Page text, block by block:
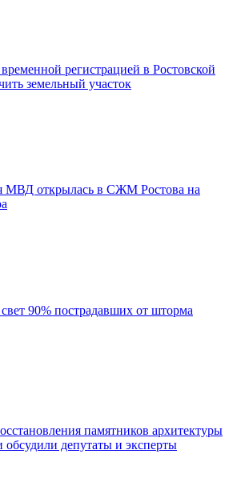
регистрацией в Ростовской
земельный участок
МВД открылась в СЖМ Ростова на
90% пострадавших от шторма
памятников архитектуры
обсудили депутаты и эксперты